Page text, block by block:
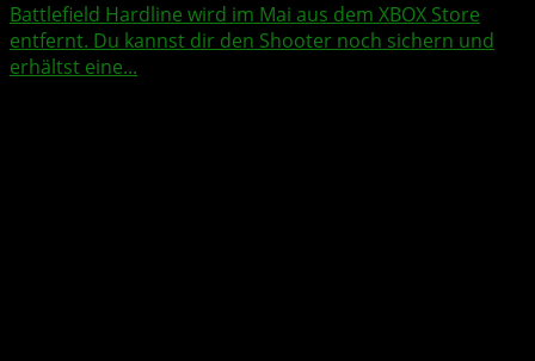
Battlefield Hardline wird im Mai aus dem XBOX Store
entfernt. Du kannst dir den Shooter noch sichern und
erhältst eine...